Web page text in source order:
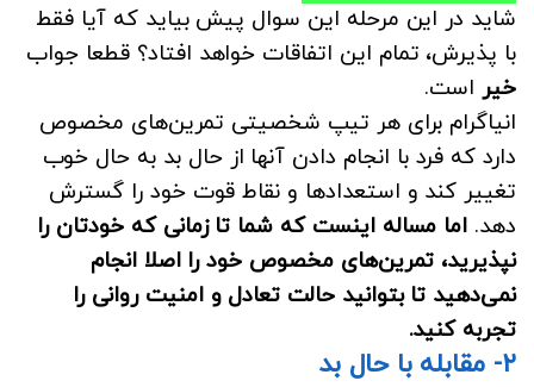
شاید در این مرحله این سوال پیش بیاید که آیا فقط
با پذیرش، تمام این اتفاقات خواهد افتاد؟ قطعا جواب
خیراست.
انیاگرام برای هر تیپ شخصیتی تمرین‌های مخصوص
دارد که فرد با انجام دادن آنها از حال بد به حال خوب
تغییر کند و استعدادها و نقاط قوت خود را گسترش
دهد. اما مساله اینست که شما تا زمانی که خودتان را
نپذیرید، تمرین‌های مخصوص خود را اصلا انجام
نمی‌دهید تا بتوانید حالت تعادل و امنیت روانی را
تجربه کنید.
۲- مقابله با حال بد